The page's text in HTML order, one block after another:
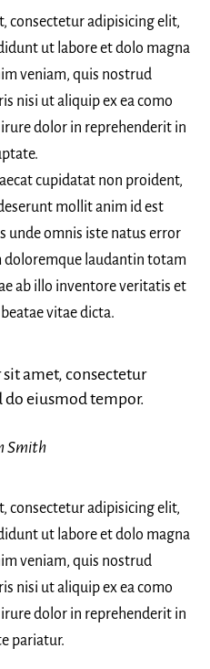
consectetur adipisicing elit,
ut labore et dolo magna
veniam, quis nostrud
nisi ut aliquip ex ea como
dolor in reprehenderit in
cupidatat non proident,
mollit anim id est
unde omnis iste natus error
laudantin totam
ab illo inventore veritatis et
vitae dicta.
amet, consectetur
eiusmod tempor.
Smith
consectetur adipisicing elit,
ut labore et dolo magna
veniam, quis nostrud
nisi ut aliquip ex ea como
dolor in reprehenderit in
pariatur.